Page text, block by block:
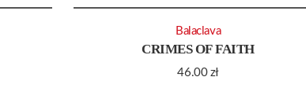
CRIMES OF FAITH
46.00 zł
Balaclava